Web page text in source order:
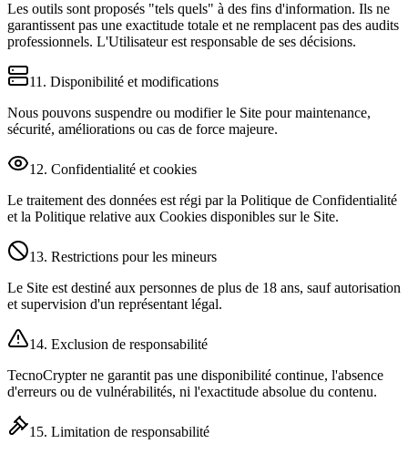
Les outils sont proposés "tels quels" à des fins d'information. Ils ne
garantissent pas une exactitude totale et ne remplacent pas des audits
professionnels. L'Utilisateur est responsable de ses décisions.
11. Disponibilité et modifications
Nous pouvons suspendre ou modifier le Site pour maintenance,
sécurité, améliorations ou cas de force majeure.
12. Confidentialité et cookies
Le traitement des données est régi par la Politique de Confidentialité
et la Politique relative aux Cookies disponibles sur le Site.
13. Restrictions pour les mineurs
Le Site est destiné aux personnes de plus de 18 ans, sauf autorisation
et supervision d'un représentant légal.
14. Exclusion de responsabilité
TecnoCrypter ne garantit pas une disponibilité continue, l'absence
d'erreurs ou de vulnérabilités, ni l'exactitude absolue du contenu.
15. Limitation de responsabilité